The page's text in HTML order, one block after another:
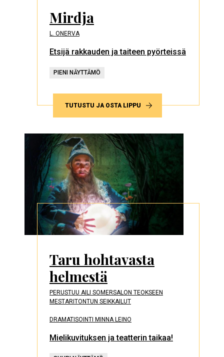
Mirdja
L. ONERVA
Etsijä rakkauden ja taiteen pyörteissä
PIENI NÄYTTÄMÖ
TUTUSTU JA OSTA LIPPU
Taru hohtavasta
helmestä
PERUSTUU AILI SOMERSALON TEOKSEEN
MESTARITONTUN SEIKKAILUT
DRAMATISOINTI MINNA LEINO
Mielikuvituksen ja teatterin taikaa!